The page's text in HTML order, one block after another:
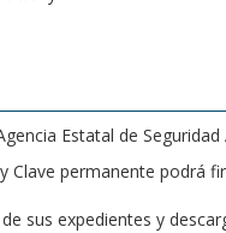
Estatal de
permanente podrá
sus expedientes y